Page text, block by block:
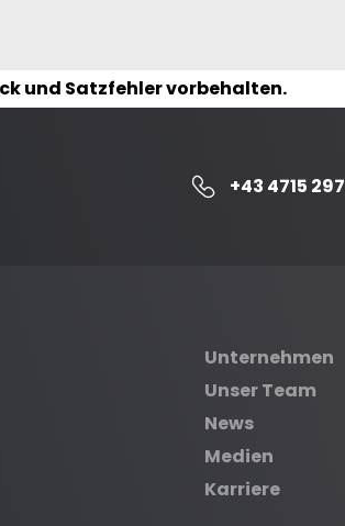
und Satzfehler vorbehalten.
+43 4715 297
Unternehmen
Unser Team
News
Medien
Karriere